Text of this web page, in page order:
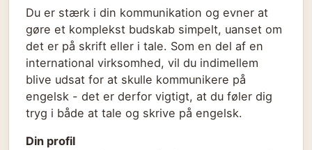
Du er stærk i din kommunikation og evner at
gøre et komplekst budskab simpelt, uanset om
det er på skrift eller i tale. Som en del af en
international virksomhed, vil du indimellem
blive udsat for at skulle kommunikere på
engelsk - det er derfor vigtigt, at du føler dig
tryg i både at tale og skrive på engelsk.
Din profil